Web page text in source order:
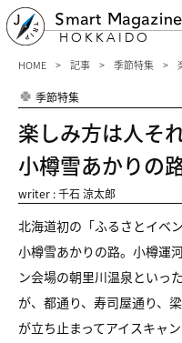
Smart Magazine
HOKKAIDO
HOME 記事 季節特集
季節特集
楽しみ方は人そ
小樽雪あかりの
writer : 千石 涼太郎
北海道初の「ふるさとイベ
小樽雪あかりの路。小樽運
ン会場の朝里川温泉といっ
が、都通り、寿司屋通り、
が立ち止まってアイスキャ